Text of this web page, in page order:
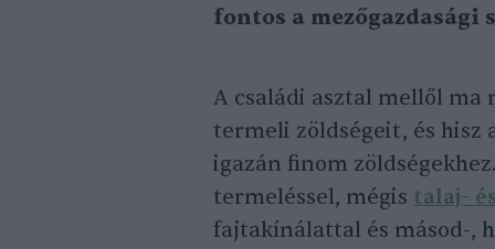
fontos a mezőgazdasági
A családi asztal mellől ma
termeli zöldségeit, és hisz
igazán finom
termeléssel, mégis talaj-
fajtakínálattal és másod-,